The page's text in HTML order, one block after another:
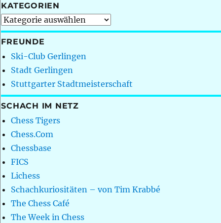
KATEGORIEN
Kategorien
FREUNDE
Ski-Club Gerlingen
Stadt Gerlingen
Stuttgarter Stadtmeisterschaft
SCHACH IM NETZ
Chess Tigers
Chess.Com
Chessbase
FICS
Lichess
Schachkuriositäten – von Tim Krabbé
The Chess Café
The Week in Chess